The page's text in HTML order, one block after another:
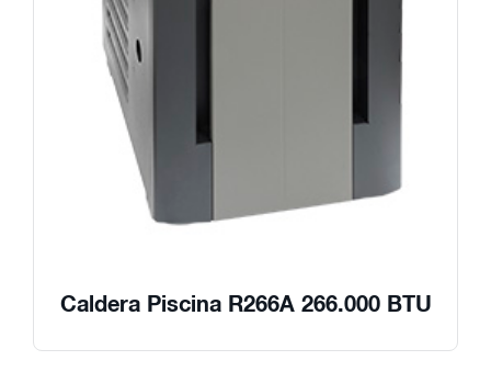
Caldera Piscina R266A 266.000 BTU